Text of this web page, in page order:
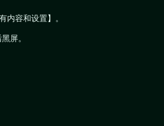
容和设置】。
屏。